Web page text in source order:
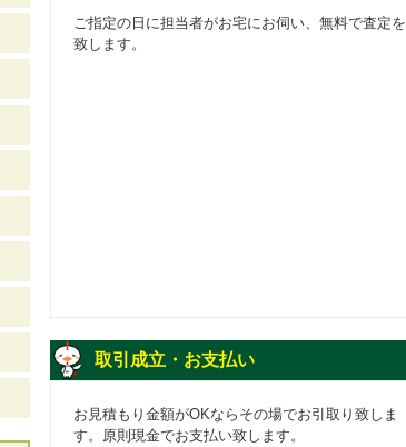
ご指定の日に担当者がお宅にお伺い、無料で査定を
致します。
取引成立・お支払い
お見積もり金額がOKならその場でお引取り致しま
す。原則現金でお支払い致します。